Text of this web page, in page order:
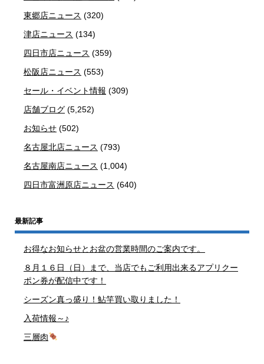
東郷店ニュース (320)
津店ニュース (134)
四日市店ニュース (359)
松阪店ニュース (553)
セール・イベント情報 (309)
店舗ブログ (5,252)
お知らせ (502)
名古屋北店ニュース (793)
名古屋南店ニュース (1,004)
四日市富洲原店ニュース (640)
最新記事
お得なお知らせとお盆の営業時間のご案内です。
８月１６日（日）まで、当店でもご利用出来るアプリクー
ポン券が配信中です！
シーズン真っ盛り！鮎竿買い取りました！
入荷情報～♪
三層肉